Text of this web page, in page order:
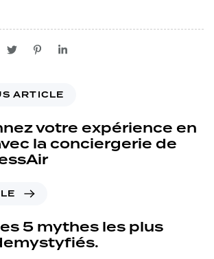
ARTICLE
votre expérience en
la conciergerie de
5 mythes les plus